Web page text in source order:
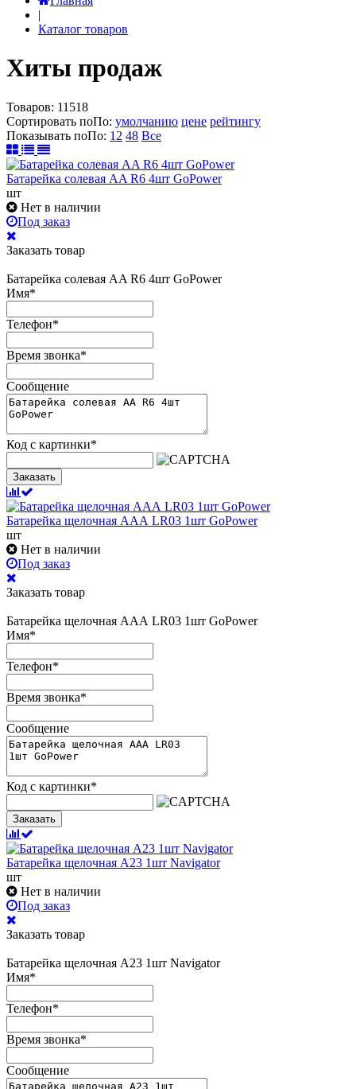
|
Каталог товаров
Хиты продаж
Товаров: 11518
Сортировать поПо: умолчанию цене рейтингу
Показывать поПо: 12 48 Все
Батарейка солевая AA R6 4шт GoPower
шт
Нет в наличии
Под заказ
Заказать товар
Батарейка солевая AA R6 4шт GoPower
Имя*
Телефон*
Время звонка*
Сообщение
Код с картинки*
Заказать
Батарейка щелочная AAА LR03 1шт GoPower
шт
Нет в наличии
Под заказ
Заказать товар
Батарейка щелочная AAА LR03 1шт GoPower
Имя*
Телефон*
Время звонка*
Сообщение
Код с картинки*
Заказать
Батарейка щелочная А23 1шт Navigator
шт
Нет в наличии
Под заказ
Заказать товар
Батарейка щелочная А23 1шт Navigator
Имя*
Телефон*
Время звонка*
Сообщение